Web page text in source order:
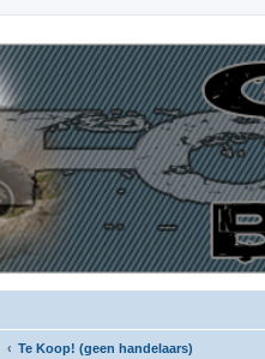
Te Koop! (geen handelaars)